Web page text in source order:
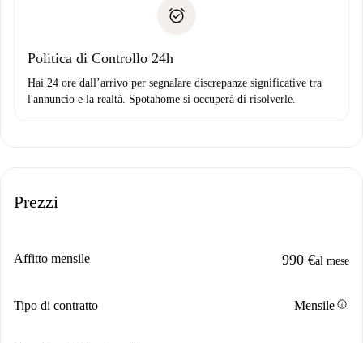
Domiciliazione del pagamento
solo se non segnali problemi.
Politica di Controllo 24h
Hai 24 ore dall’arrivo per segnalare discrepanze significative tra
l'annuncio e la realtà. Spotahome si occuperà di risolverle.
Prezzi
Affitto mensile 990 €al mese
Tipo di contratto Mensileinfo